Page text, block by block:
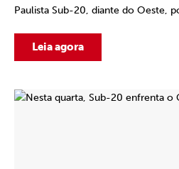
Paulista Sub-20, diante do Oeste,
Leia agora